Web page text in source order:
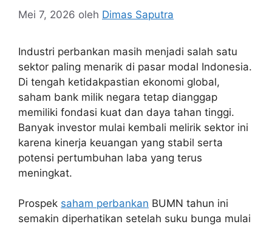
Mei 7, 2026 oleh Dimas Saputra
Industri perbankan masih menjadi salah satu
sektor paling menarik di pasar modal Indonesia.
Di tengah ketidakpastian ekonomi global,
saham bank milik negara tetap dianggap
memiliki fondasi kuat dan daya tahan tinggi.
Banyak investor mulai kembali melirik sektor ini
karena kinerja keuangan yang stabil serta
potensi pertumbuhan laba yang terus
meningkat.
Prospek saham perbankan BUMN tahun ini
semakin diperhatikan setelah suku bunga mulai